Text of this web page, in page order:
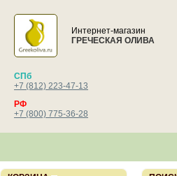
Интернет-магазин
ГРЕЧЕСКАЯ ОЛИВА
СПб
+7 (812) 223-47-13
РФ
+7 (800) 775-36-28